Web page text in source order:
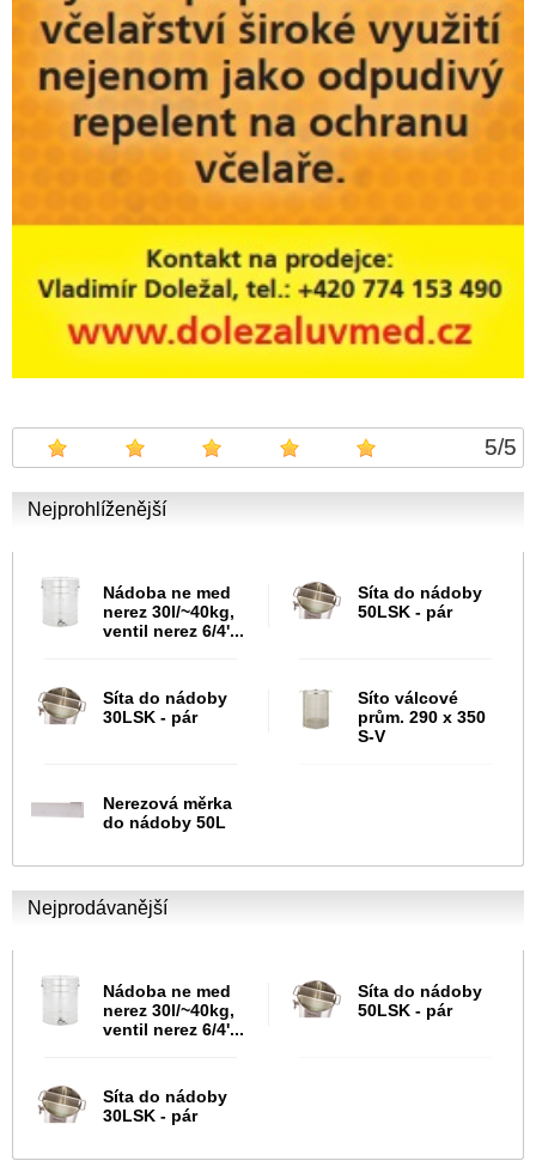
5/5
Nejprohlíženější
Nádoba ne med
nerez 30l/~40kg,
ventil nerez 6/4'...
Síta do nádoby
50LSK - pár
Síta do nádoby
30LSK - pár
Síto válcové
prům. 290 x 350
S-V
Nerezová měrka
do nádoby 50L
Nejprodávanější
Nádoba ne med
nerez 30l/~40kg,
ventil nerez 6/4'...
Síta do nádoby
50LSK - pár
Síta do nádoby
30LSK - pár